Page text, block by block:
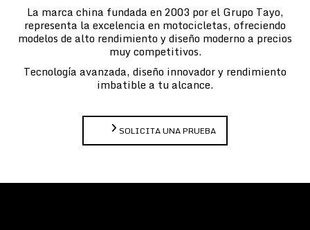
La marca china fundada en 2003 por el Grupo Tayo,
representa la excelencia en motocicletas, ofreciendo
modelos de alto rendimiento y diseño moderno a precios
muy competitivos.
Tecnología avanzada, diseño innovador y rendimiento
imbatible a tu alcance.
SOLICITA UNA PRUEBA